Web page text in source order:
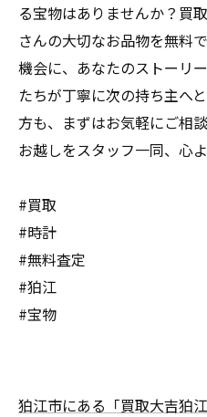
る宝物はありませんか？買
さんの大切なお品物を無料
機会に、あなたのストーリ
たちが丁寧に次の持ち主へ
方も、まずはお気軽にご相
お越しをスタッフ一同、心
#買取
#時計
#無料査定
#狛江
#宝物
狛江市にある「買取大吉狛